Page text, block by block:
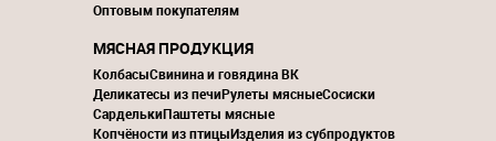
Оптовым покупателям
МЯСНАЯ ПРОДУКЦИЯ
КолбасыСвинина и говядина ВК
Деликатесы из печиРулеты мясныеСосиски
СарделькиПаштеты мясные
Копчёности из птицыИзделия из субпродуктов